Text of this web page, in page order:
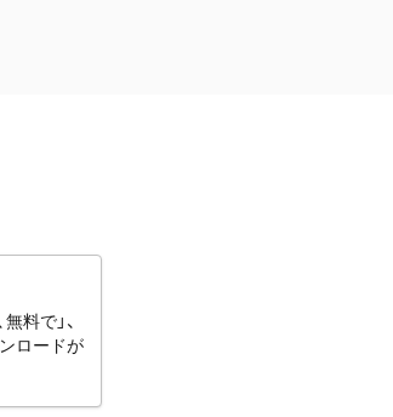
料で」、
ロードが